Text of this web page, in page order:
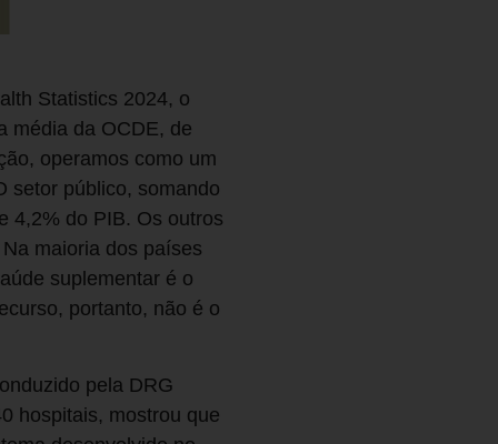
Statistics 2024, o
média da OCDE, de
operamos como um
setor público, somando
4,2% do PIB. Os outros
maioria dos países
suplementar é o
portanto, não é o
pela DRG
hospitais, mostrou que